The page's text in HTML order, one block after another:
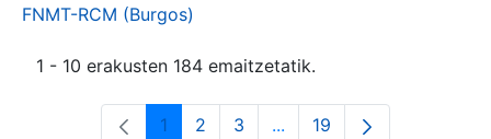
FNMT-RCM (Burgos)
1 - 10 erakusten 184 emaitzetatik.
Orrialdea
1 Orrialdea
2 Orrialdea
3 ...Intermediate Pages Use
Orrialdea
19